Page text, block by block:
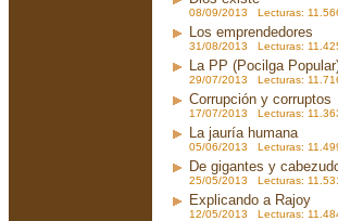
08/09/2013 Lecturas:
Los emprendedores
31/08/2013 Lecturas:
La PP (Pocilga
29/07/2013 Lecturas:
Corrupción y corruptos
17/07/2013 Lecturas:
La jauría humana
05/06/2013 Lecturas:
De gigantes y
25/05/2013 Lecturas:
Explicando a Rajoy
12/05/2013 Lecturas: